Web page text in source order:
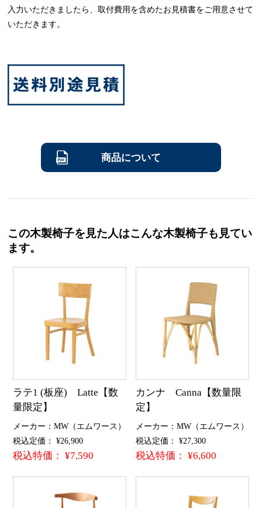
入力いただきましたら、取付費用を含めたお見積書をご用意させて
いただきます。
商品について
この木製椅子を見た人はこんな木製椅子も見てい
ます。
ラテ1 (板座) Latte【数
量限定】
メーカー：MW（エムワース）
税込定価： ¥26,900
税込特価： ¥7,590
カンナ Canna【数量限
定】
メーカー：MW（エムワース）
税込定価： ¥27,300
税込特価： ¥6,600